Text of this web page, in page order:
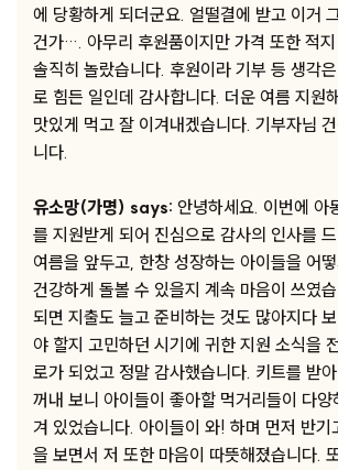
에 당황하게 되더군요. 얼떨결에 받고 이거
건가…. 아무리 후원품이지만 가격 또한 적지
솔직히 놀랐습니다. 후원이라 기부 등 생각
로 힘든 일인데 감사합니다. 더운 여름 지원
맛있게 먹고 잘 이겨내겠습니다. 기부자님
니다.
유소망(가명) says: 안녕하세요. 이번에 아
를 지원받게 되어 진심으로 감사의 인사를
여름을 앞두고, 한창 성장하는 아이들을 어
건강하게 돌볼 수 있을지 계속 마음이 쓰였
되면 지출도 늘고 준비하는 것도 많아지다
야 할지 고민하던 시기에 귀한 지원 소식을
로가 되었고 정말 감사했습니다. 키트를 받
꺼내 보니 아이들이 좋아할 먹거리들이 다
겨 있었습니다. 아이들이 와! 하며 먼저 반기
을 보면서 저 또한 마음이 따뜻해졌습니다.